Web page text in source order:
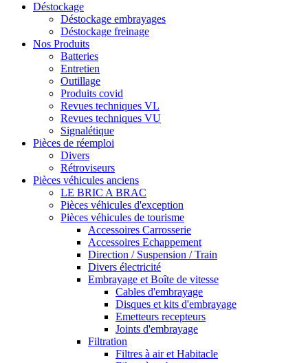
Déstockage
Déstockage embrayages
Déstockage freinage
Nos Produits
Batteries
Entretien
Outillage
Produits covid
Revues techniques VL
Revues techniques VU
Signalétique
Pièces de réemploi
Divers
Rétroviseurs
Pièces véhicules anciens
LE BRIC A BRAC
Pièces véhicules d'exception
Pièces véhicules de tourisme
Accessoires Carrosserie
Accessoires Echappement
Direction / Suspension / Train
Divers électricité
Embrayage et Boîte de vitesse
Cables d'embrayage
Disques et kits d'embrayage
Emetteurs recepteurs
Joints d'embrayage
Filtration
Filtres à air et Habitacle